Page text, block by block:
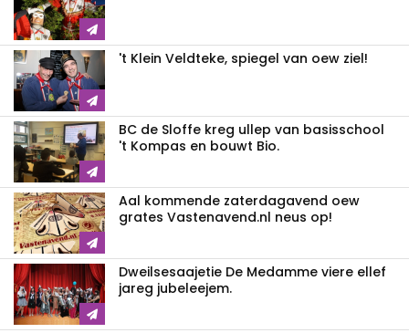
't Klein Veldteke, spiegel van oew ziel!
BC de Sloffe kreg ullep van basisschool
't Kompas en bouwt Bio.
Aal kommende zaterdagavend oew
grates Vastenavend.nl neus op!
Dweilsesaajetie De Medamme viere ellef
jareg jubeleejem.